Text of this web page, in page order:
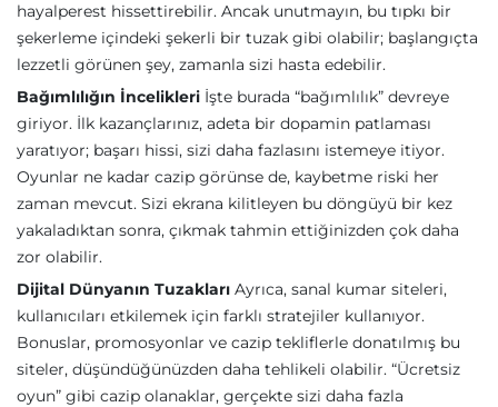
hayalperest hissettirebilir. Ancak unutmayın, bu tıpkı bir
şekerleme içindeki şekerli bir tuzak gibi olabilir; başlangıçta
lezzetli görünen şey, zamanla sizi hasta edebilir.
Bağımlılığın İncelikleri İşte burada “bağımlılık” devreye
giriyor. İlk kazançlarınız, adeta bir dopamin patlaması
yaratıyor; başarı hissi, sizi daha fazlasını istemeye itiyor.
Oyunlar ne kadar cazip görünse de, kaybetme riski her
zaman mevcut. Sizi ekrana kilitleyen bu döngüyü bir kez
yakaladıktan sonra, çıkmak tahmin ettiğinizden çok daha
zor olabilir.
Dijital Dünyanın Tuzakları Ayrıca, sanal kumar siteleri,
kullanıcıları etkilemek için farklı stratejiler kullanıyor.
Bonuslar, promosyonlar ve cazip tekliflerle donatılmış bu
siteler, düşündüğünüzden daha tehlikeli olabilir. “Ücretsiz
oyun” gibi cazip olanaklar, gerçekte sizi daha fazla